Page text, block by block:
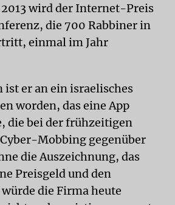
wird der Internet-Preis
die 700 Rabbiner in
einmal im Jahr
ist er an ein israelisches
worden, das eine App
die bei der frühzeitigen
Mobbing gegenüber
die Auszeichnung, das
Preisgeld und den
die Firma heute